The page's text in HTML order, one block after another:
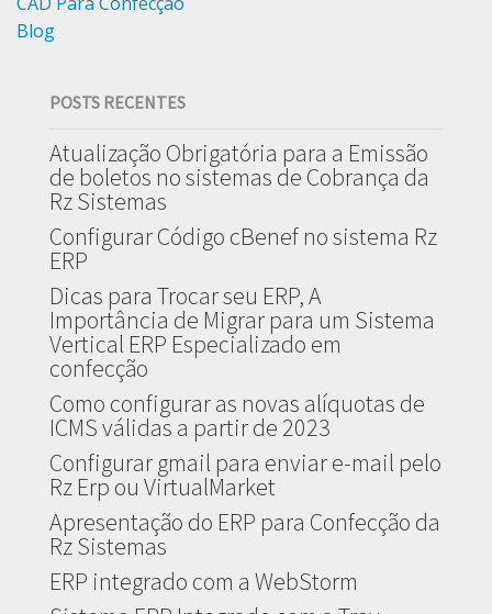
Blog
POSTS RECENTES
Atualização Obrigatória para a Emissão
de boletos no sistemas de Cobrança da
Rz Sistemas
Configurar Código cBenef no sistema Rz
ERP
Dicas para Trocar seu ERP, A
Importância de Migrar para um Sistema
Vertical ERP Especializado em
confecção
Como configurar as novas alíquotas de
ICMS válidas a partir de 2023
Configurar gmail para enviar e-mail pelo
Rz Erp ou VirtualMarket
Apresentação do ERP para Confecção da
Rz Sistemas
ERP integrado com a WebStorm